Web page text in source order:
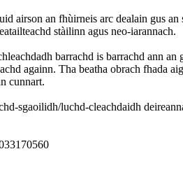
airson an fhùirneis arc dealain gus
stàilinn agus neo-iarannach.
barrachd is barrachd ann
againn. Tha beatha obrach fhada
cunnart.
sgaoilidh/luchd-cleachdaidh